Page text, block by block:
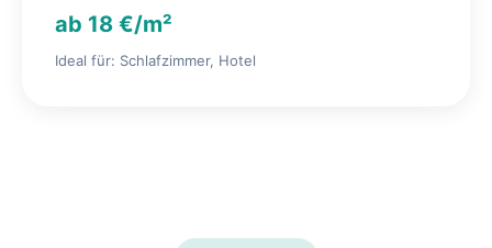
ab 18 €/m²
Ideal für: Schlafzimmer, Hotel